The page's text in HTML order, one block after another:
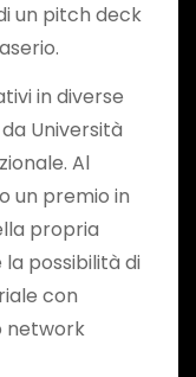
un pitch deck
in diverse
Università
Al
un premio in
propria
possibilità di
con
network